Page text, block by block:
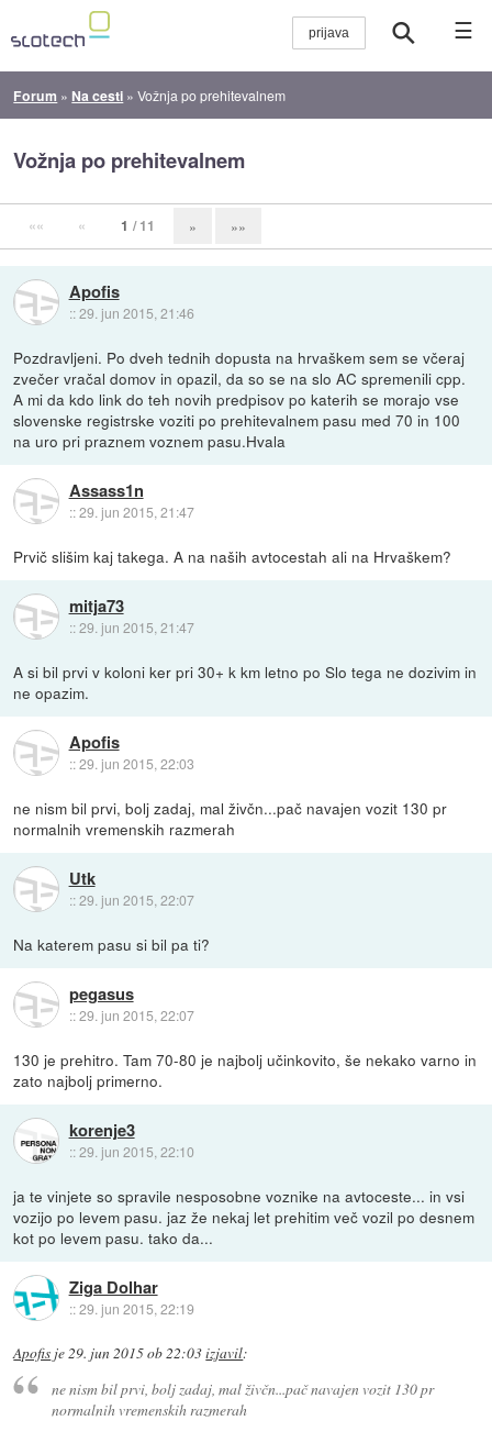
☰
Forum » Na cesti »Vožnja po prehitevalnem
Vožnja po prehitevalnem
«« « 1 / 11 » »»
Apofis
::29. jun 2015, 21:46
Pozdravljeni. Po dveh tednih dopusta na hrvaškem sem se včeraj
zvečer vračal domov in opazil, da so se na slo AC spremenili cpp.
A mi da kdo link do teh novih predpisov po katerih se morajo vse
slovenske registrske voziti po prehitevalnem pasu med 70 in 100
na uro pri praznem voznem pasu.Hvala
Assass1n
::29. jun 2015, 21:47
Prvič slišim kaj takega. A na naših avtocestah ali na Hrvaškem?
mitja73
::29. jun 2015, 21:47
A si bil prvi v koloni ker pri 30+ k km letno po Slo tega ne dozivim in
ne opazim.
Apofis
::29. jun 2015, 22:03
ne nism bil prvi, bolj zadaj, mal živčn...pač navajen vozit 130 pr
normalnih vremenskih razmerah
Utk
::29. jun 2015, 22:07
Na katerem pasu si bil pa ti?
pegasus
::29. jun 2015, 22:07
130 je prehitro. Tam 70-80 je najbolj učinkovito, še nekako varno in
zato najbolj primerno.
korenje3
::29. jun 2015, 22:10
ja te vinjete so spravile nesposobne voznike na avtoceste... in vsi
vozijo po levem pasu. jaz že nekaj let prehitim več vozil po desnem
kot po levem pasu. tako da...
Ziga Dolhar
::29. jun 2015, 22:19
Apofis je29. jun 2015 ob 22:03izjavil:
ne nism bil prvi, bolj zadaj, mal živčn...pač navajen vozit 130 pr
normalnih vremenskih razmerah